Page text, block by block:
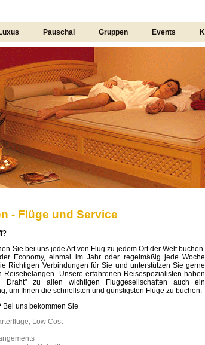
Luxus Pauschal Gruppen Events
- Flüge und Service
Sie bei uns jede Art von Flug zu jedem Ort der Welt buchen.
Economy, einmal im Jahr oder regelmäßig jede Woche
Richtigen Verbindungen für Sie und unterstützen Sie gerne
Unsere erfahrenen Reisespezialisten haben
Draht" zu allen wichtigen Fluggesellschaften auch ein
um Ihnen die schnellsten und günstigsten Flüge zu buchen.
uns bekommen Sie
Low Cost